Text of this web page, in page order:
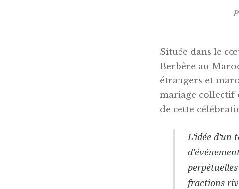
Située dans le
Berbère au
étrangers et
mariage collectif
de cette
L’idée
fractions